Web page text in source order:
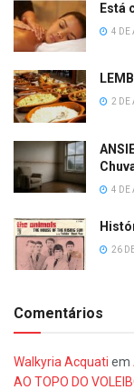
Está
4 DE
2 DE
4 DE
26
Comentários
Walkyria Acquati em
AO TOPO DO